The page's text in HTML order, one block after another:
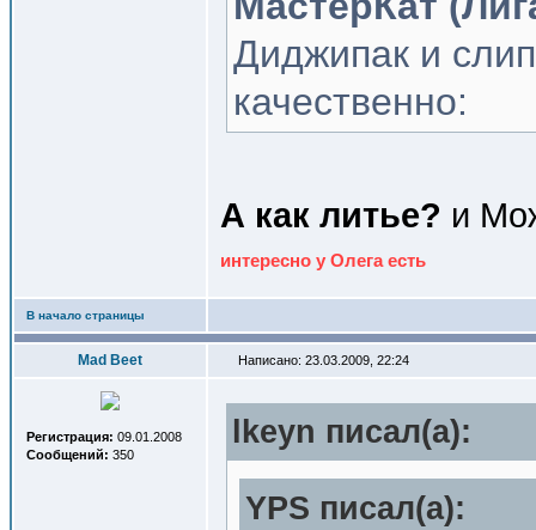
Диджипак и
качественно:
А как литье? и
интересно у Олега есть
В начало страницы
Mad Beet Написано: 23.03.2009, 22:24
Регистрация: 09.01.2008
Сообщений: 350
lkeyn писал(a):
YPS писал(a):